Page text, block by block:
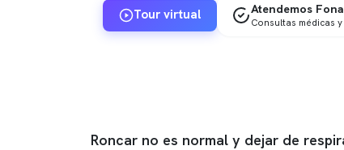
Tour virtual Atendemos
Consultas médicas
Roncar no es normal y dejar de